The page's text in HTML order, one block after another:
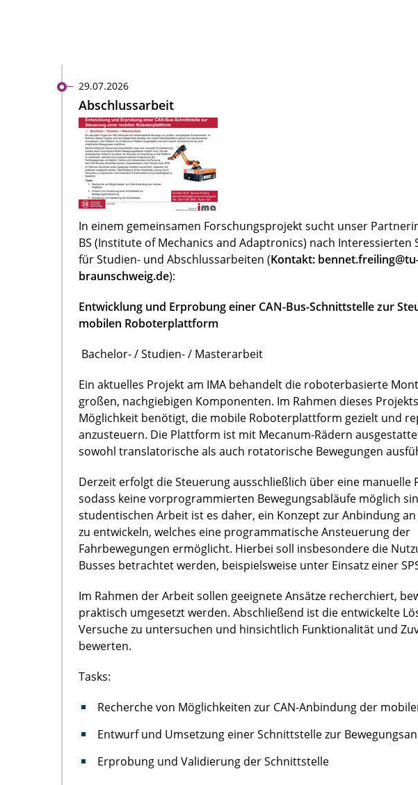
29.07.2026
Abschlussarbeit
In einem gemeinsamen Forschungsprojekt sucht unser
BS (Institute of Mechanics and Adaptronics) nach Interessierten
für Studien- und Abschlussarbeiten (Kontakt:
braunschweig.de):
Entwicklung und Erprobung einer CAN-Bus-Schnittstelle zur
mobilen Roboterplattform
Bachelor- / Studien- / Masterarbeit
Ein aktuelles Projekt am IMA behandelt die roboterbasierte
großen, nachgiebigen Komponenten. Im Rahmen dieses
Möglichkeit benötigt, die mobile Roboterplattform gezielt und
anzusteuern. Die Plattform ist mit Mecanum-Rädern
sowohl translatorische als auch rotatorische Bewegungen
Derzeit erfolgt die Steuerung ausschließlich über eine manuelle
sodass keine vorprogrammierten Bewegungsabläufe möglich
studentischen Arbeit ist es daher, ein Konzept zur Anbindung
zu entwickeln, welches eine programmatische Ansteuerung der
Fahrbewegungen ermöglicht. Hierbei soll insbesondere die
Busses betrachtet werden, beispielsweise unter Einsatz einer
Im Rahmen der Arbeit sollen geeignete Ansätze recherchiert,
praktisch umgesetzt werden. Abschließend ist die entwickelte
Versuche zu untersuchen und hinsichtlich Funktionalität und
bewerten.
Tasks:
Recherche von Möglichkeiten zur CAN-Anbindung der
Entwurf und Umsetzung einer Schnittstelle zur
Erprobung und Validierung der Schnittstelle